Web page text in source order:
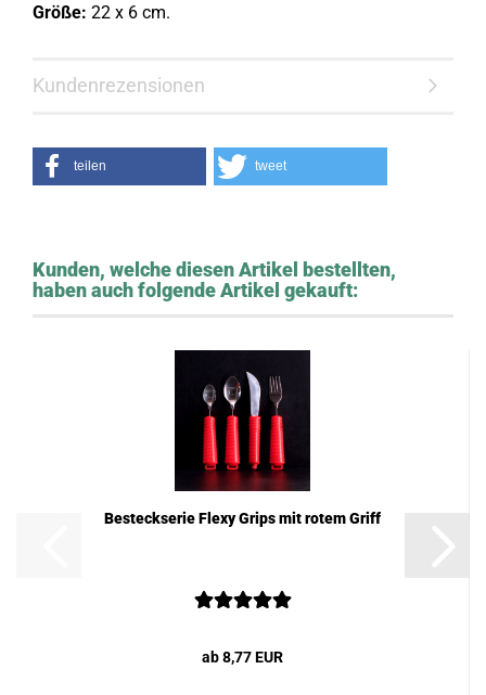
Größe: 22 x 6 cm.
Kundenrezensionen
teilen tweet
Kunden, welche diesen Artikel bestellten,
haben auch folgende Artikel gekauft:
Besteckserie Flexy Grips mit rotem Griff
ab 8,77 EUR